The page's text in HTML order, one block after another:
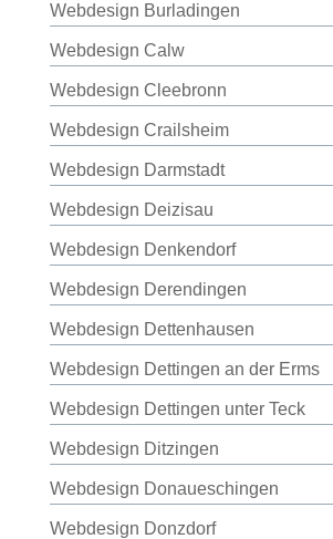
Webdesign Burladingen
Webdesign Calw
Webdesign Cleebronn
Webdesign Crailsheim
Webdesign Darmstadt
Webdesign Deizisau
Webdesign Denkendorf
Webdesign Derendingen
Webdesign Dettenhausen
Webdesign Dettingen an der Erms
Webdesign Dettingen unter Teck
Webdesign Ditzingen
Webdesign Donaueschingen
Webdesign Donzdorf